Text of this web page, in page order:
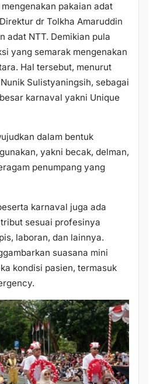
pakaian adat
dr Tolkha Amaruddin
adat NTT. Demikian pula
yang semarak mengenakan
Hal tersebut, menurut
Sulistyaningsih, sebagai
karnaval yakni Unique
dalam bentuk
yakni becak, delman,
penumpang yang
karnaval juga ada
sesuai profesinya
laboran, dan lainnya.
suasana mini
kondisi pasien, termasuk